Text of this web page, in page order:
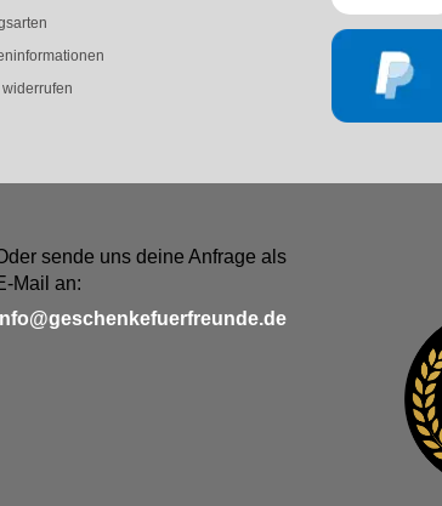
sende uns deine Anfrage als
Mail an: